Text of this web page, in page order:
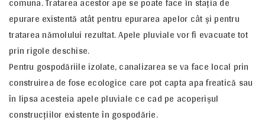
epurare existentă atât pentru epurarea apelor cât şi pentru
tratarea nămolului rezultat. Apele pluviale vor fi evacuate tot
prin rigole deschise.
Pentru gospodăriile izolate, canalizarea se va face local prin
construirea de fose ecologice care pot capta apa freatică sau
în lipsa acesteia apele pluviale ce cad pe acoperişul
construcţiilor existente în gospodărie.